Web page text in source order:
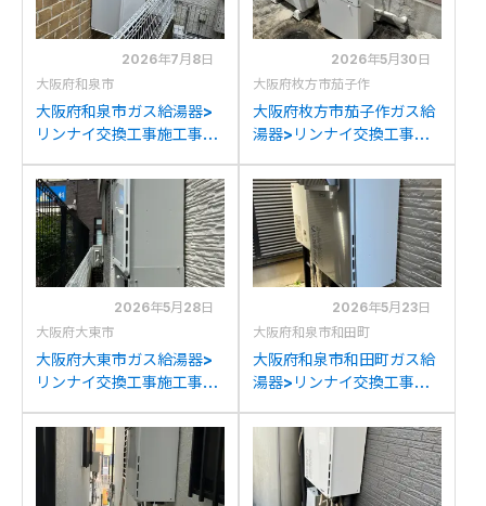
2026年7月8日
大阪府和泉市
大阪府和泉市ガス給湯器>
リンナイ交換工事施工事
A2400SAWからリンナイ
RUF-A2405SAW(C)への
交換
2026年5月30日
大阪府枚方市茄子作
大阪府枚方市茄子作ガス給
湯器>リンナイ交換工事施
A2400SAW(A)からリン
ナイRUF-A2405SAW(C)
への交換
2026年5月28日
大阪府大東市
大阪府大東市ガス給湯器>
リンナイ交換工事施工事
A2400SAW2-3からリン
ナイRUF-A2405SAW(C)
への交換
2026年5月23日
大阪府和泉市和田町
大阪府和泉市和田町ガス給
湯器>リンナイ交換工事施
2422SAWXからリンナイ
RUF-A2405SAW(C)への
交換